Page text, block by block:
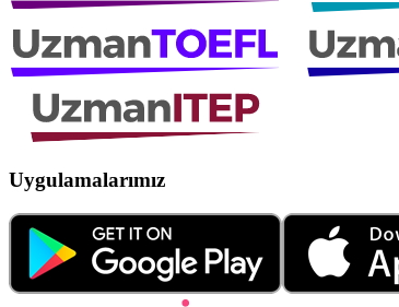
Uygulamalarımız